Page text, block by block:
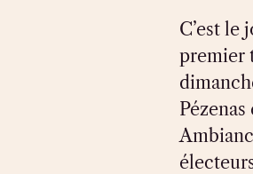
C’est le
premier